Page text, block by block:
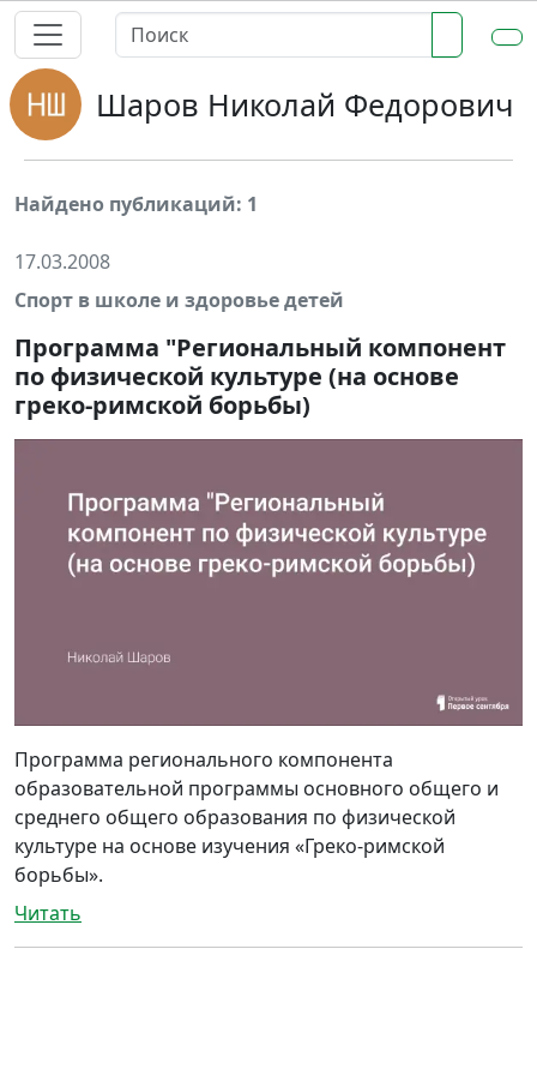
Шаров Николай Федорович
Найдено публикаций: 1
17.03.2008
Спорт в школе и здоровье детей
Программа "Региональный компонент
по физической культуре (на основе
греко-римской борьбы)
Программа регионального компонента
образовательной программы основного общего и
среднего общего образования по физической
культуре на основе изучения «Греко-римской
борьбы».
Читать